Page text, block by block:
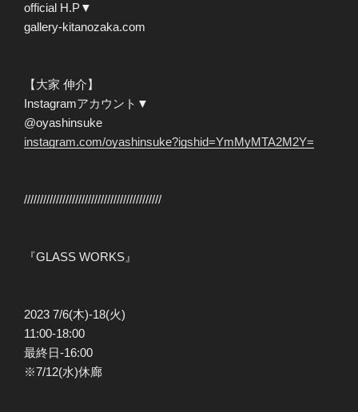
official H.P▼
gallery-kitanozaka.com
【大家 伸介】
Instagramアカウント▼
@oyashinsuke
instagram.com/oyashinsuke?igshid=YmMyMTA2M2Y=
///////////////////////////////////////////
『GLASS WORKS』
2023 7/6(木)-18(火)
11:00-18:00
最終日-16:00
※7/12(水)休廊